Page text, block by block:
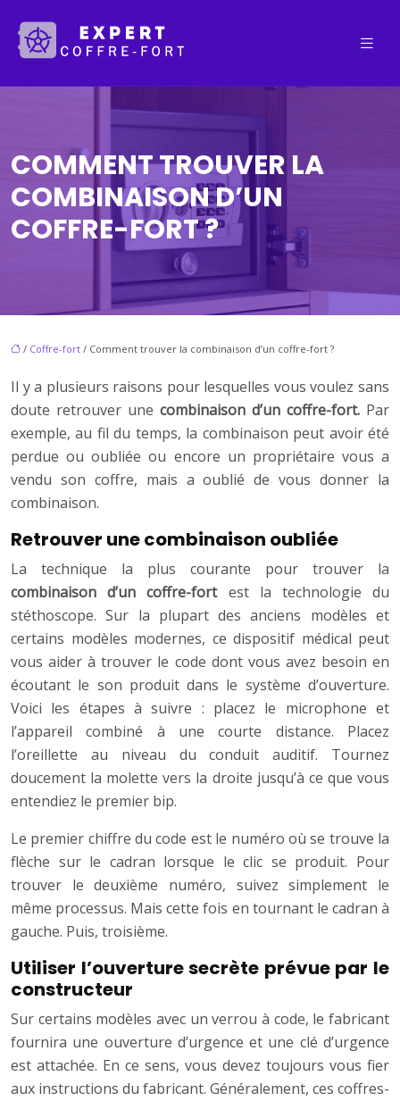
COMMENT TROUVER LA
COMBINAISON D’UN
COFFRE-FORT ?
/ Coffre-fort / Comment trouver la combinaison d’un coffre-fort ?
Il y a plusieurs raisons pour lesquelles vous voulez sans
doute retrouver une combinaison d’un coffre-fort. Par
exemple, au fil du temps, la combinaison peut avoir été
perdue ou oubliée ou encore un propriétaire vous a
vendu son coffre, mais a oublié de vous donner la
combinaison.
Retrouver une combinaison oubliée
La technique la plus courante pour trouver la
combinaison d’un coffre-fortest la technologie du
stéthoscope. Sur la plupart des anciens modèles et
certains modèles modernes, ce dispositif médical peut
vous aider à trouver le code dont vous avez besoin en
écoutant le son produit dans le système d’ouverture.
Voici les étapes à suivre : placez le microphone et
l’appareil combiné à une courte distance. Placez
l’oreillette au niveau du conduit auditif. Tournez
doucement la molette vers la droite jusqu’à ce que vous
entendiez le premier bip.
Le premier chiffre du code est le numéro où se trouve la
flèche sur le cadran lorsque le clic se produit. Pour
trouver le deuxième numéro, suivez simplement le
même processus. Mais cette fois en tournant le cadran à
gauche. Puis, troisième.
Utiliser l’ouverture secrète prévue par le
constructeur
Sur certains modèles avec un verrou à code, le fabricant
fournira une ouverture d’urgence et une clé d’urgence
est attachée. En ce sens, vous devez toujours vous fier
aux instructions du fabricant. Généralement, ces coffres-